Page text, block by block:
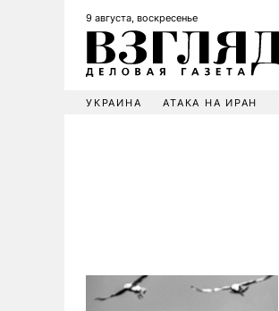
9 августа, воскресенье
УКРАИНА АТАКА НА ИРАН